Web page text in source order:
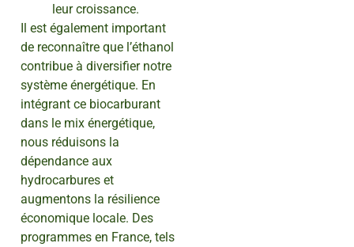
leur croissance.
Il est également important
de reconnaître que l’éthanol
contribue à diversifier notre
système énergétique. En
intégrant ce biocarburant
dans le mix énergétique,
nous réduisons la
dépendance aux
hydrocarbures et
augmentons la résilience
économique locale. Des
programmes en France, tels